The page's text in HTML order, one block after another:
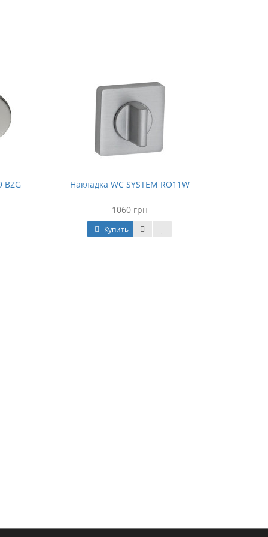
BZG Накладка WC SYSTEM RO11W
1060 грн
Купить